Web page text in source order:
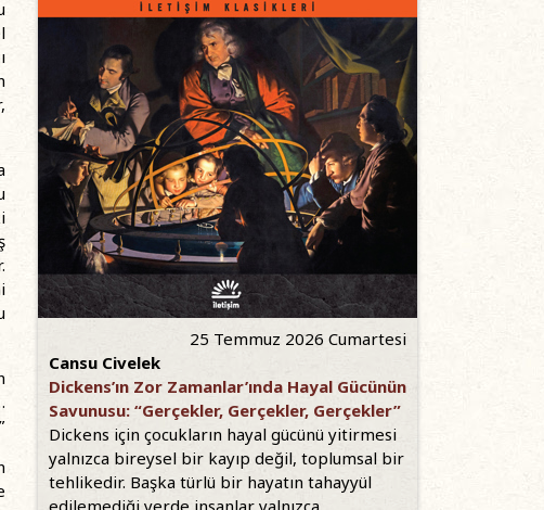
25 Temmuz 2026 Cumartesi
Cansu Civelek
Dickens’ın Zor Zamanlar’ında Hayal Gücünün
Savunusu: “Gerçekler, Gerçekler, Gerçekler”
Dickens için çocukların hayal gücünü yitirmesi
yalnızca bireysel bir kayıp değil, toplumsal bir
tehlikedir. Başka türlü bir hayatın tahayyül